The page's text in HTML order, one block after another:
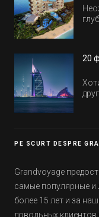
20
PE SCURT DESPRE
Grandvoyage
самые популярные и
более 15 лет и за
довольных клиентов